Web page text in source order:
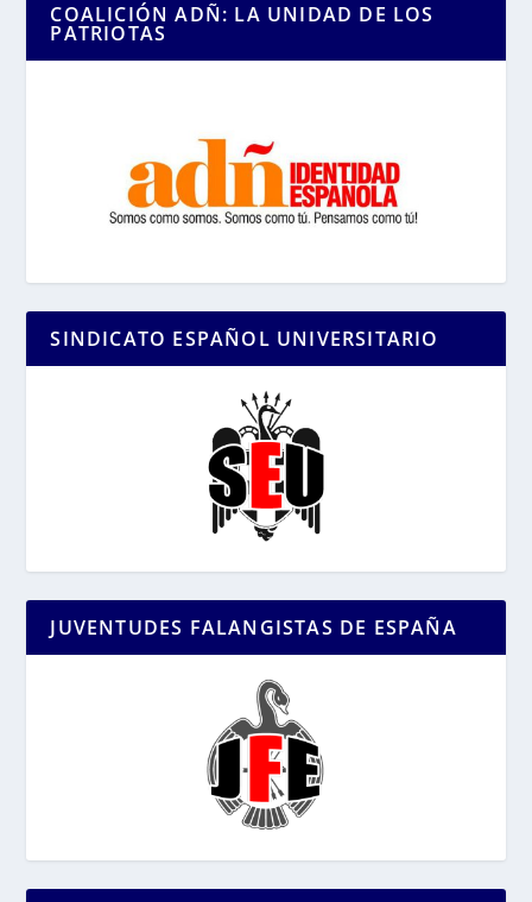
COALICIÓN ADÑ: LA UNIDAD DE LOS
PATRIOTAS
SINDICATO ESPAÑOL UNIVERSITARIO
JUVENTUDES FALANGISTAS DE ESPAÑA